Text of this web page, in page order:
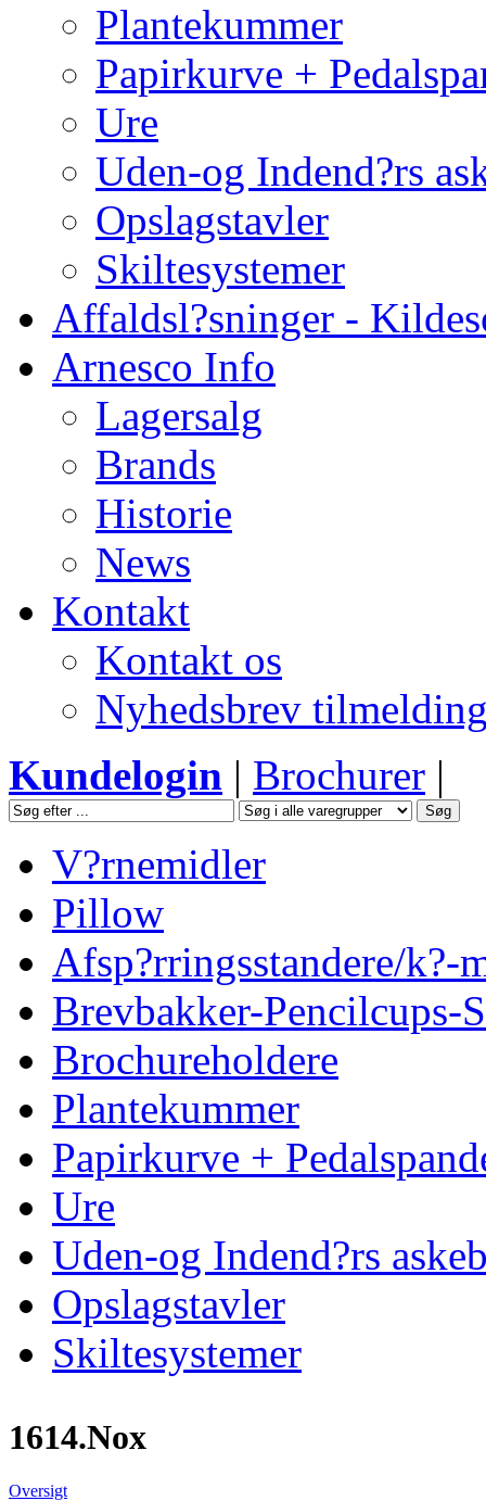
Plantekummer
Papirkurve +
Ure
Uden-og Indend?rs
Opslagstavler
Skiltesystemer
Affaldsl?sninger -
Arnesco Info
Lagersalg
Brands
Historie
News
Kontakt
Kontakt os
Nyhedsbrev
Kundelogin | Brochurer |
V?rnemidler
Pillow
Afsp?rringsstandere/k?-
Brevbakker-Pencilcups-
Brochureholdere
Plantekummer
Papirkurve +
Ure
Uden-og Indend?rs
Opslagstavler
Skiltesystemer
1614.Nox
Oversigt